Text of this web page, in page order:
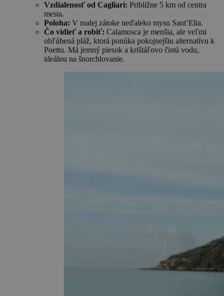
Vzdialenosť od Cagliari: Približne 5 km od centra
mesta.
Poloha: V malej zátoke neďaleko mysu Sant’Elia.
Čo vidieť a robiť: Calamosca je menšia, ale veľmi
obľúbená pláž, ktorá ponúka pokojnejšiu alternatívu k
Poettu. Má jemný piesok a krištáľovo čistú vodu,
ideálnu na šnorchlovanie.